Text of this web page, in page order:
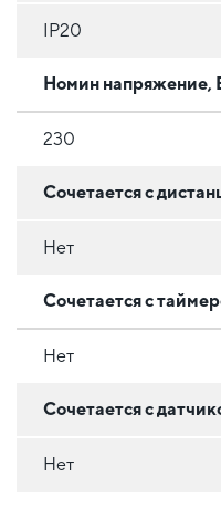
IP20
Номин напряжение,
230
Сочетается с
Нет
Сочетается с
Нет
Сочетается с
Нет